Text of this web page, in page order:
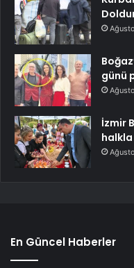
günü
İzmir
En Güncel Haberler